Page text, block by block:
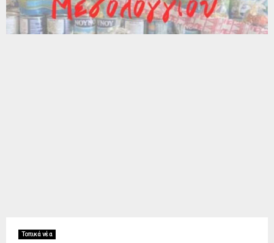
Τοπικά νέα